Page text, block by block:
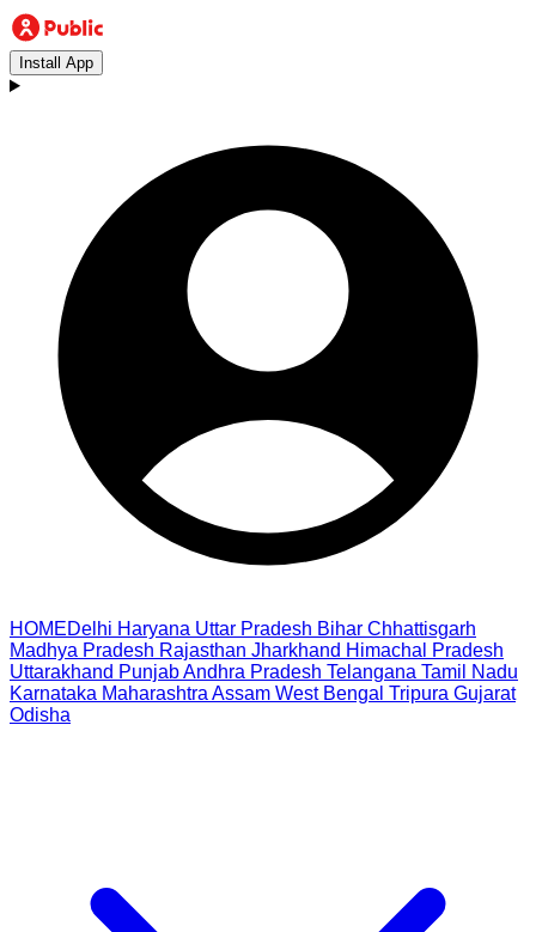
Install App
HOMEDelhi Haryana Uttar Pradesh Bihar Chhattisgarh
Madhya Pradesh Rajasthan Jharkhand Himachal Pradesh
Uttarakhand PunjabAndhra Pradesh Telangana Tamil Nadu
Karnataka Maharashtra Assam West Bengal Tripura Gujarat
Odisha